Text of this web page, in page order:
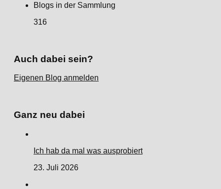
Blogs in der Sammlung
316
Auch dabei sein?
Eigenen Blog anmelden
Ganz neu dabei
Ich hab da mal was ausprobiert
23. Juli 2026